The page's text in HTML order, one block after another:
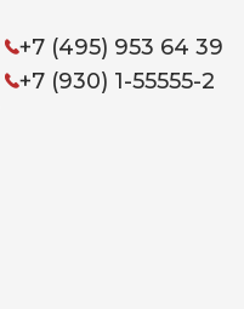
+7 (495) 953 64 39
+7 (930) 1-55555-2